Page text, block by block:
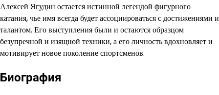
Алексей Ягудин остается истинной легендой фигурного
катания, чье имя всегда будет ассоциироваться с достижениями и
талантом. Его выступления были и остаются образцом
безупречной и изящной техники, а его личность вдохновляет и
мотивирует новое поколение спортсменов.
Биография